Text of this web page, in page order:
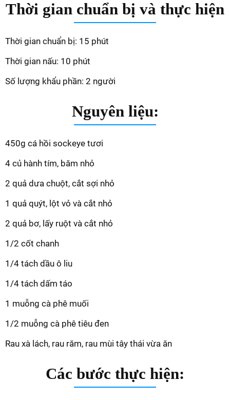
Thời gian chuẩn bị và thực hiện
Thời gian chuẩn bị: 15 phút
Thời gian nấu: 10 phút
Số lượng khẩu phần: 2 người
Nguyên liệu:
450g cá hồi sockeye tươi
4 củ hành tím, băm nhỏ
2 quả dưa chuột, cắt sợi nhỏ
1 quả quýt, lột vỏ và cắt nhỏ
2 quả bơ, lấy ruột và cắt nhỏ
1/2 cốt chanh
1/4 tách dầu ô liu
1/4 tách dấm táo
1 muỗng cà phê muối
1/2 muỗng cà phê tiêu đen
Rau xà lách, rau răm, rau mùi tây thái vừa ăn
Các bước thực hiện: